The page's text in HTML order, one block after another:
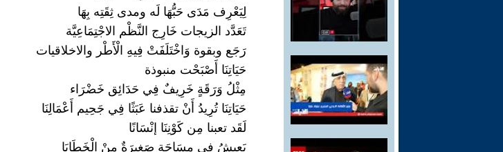
لِيَعْرِف مَدَى حَبُّهَا لَه ومدى ثِقَتِه بِهَا
تَعَدَّد الزيجات خَارِج النَّظْم الاجْتِمَاعِيَّة
رَجَع وبقوة وَاخْتَلَفَتْ فِيهِ الْأَطْر والاخلاقيات
حَيَاتِنَا أَصْبَحْت منبوذة
مِثْلُ وَرَقَةٍ خَرِيفٌ فِي حَدَائِق خَضْرَاء
حَيَاتِنَا تُرِيدُ أَنْ تقذفنا عَبَثًا فِي جَحِيم أَعْمَالِنَا
لَقَد تعبنا مِن كَوْنِنَا إنْسَانًا
يَعِيشُ فِي مِسَاحَةِ صَغِيرَةٌ مِنْ الْخَطَايَا